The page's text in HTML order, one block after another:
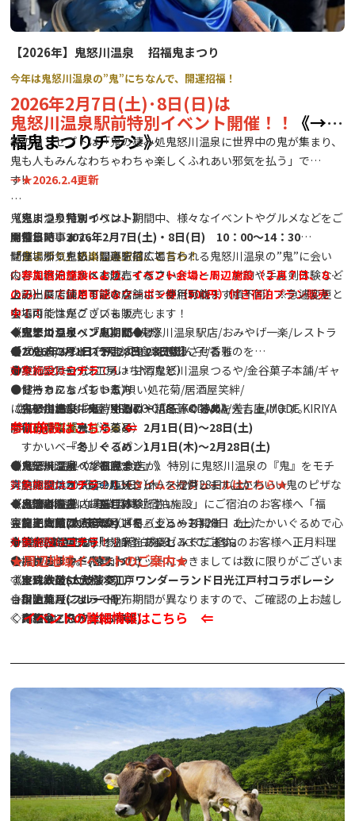
【2026年】鬼怒川温泉 招福鬼まつり
今年は鬼怒川温泉の”鬼”にちなんで、開運招福！
2026年2月7日(土)･8日(日)は
鬼怒川温泉駅前特別イベント開催！！
《→招
福鬼まつりチラシ》
祭のコンセプトは「鬼の棲み処鬼怒川温泉に世界中の鬼が集まり、
鬼も人もみんなわちゃわちゃ楽しくふれあい邪気を払う」で
す‼
★特集記事★
「鬼まつり」の楽しみ方は、こちら！
→★2026.2.4更新
鬼怒川温泉鬼まつりは、期間中、様々なイベントやグルメなどをご
用意しています。
ぜひ、邪気を払い開運を招くと言われる鬼怒川温泉の”鬼”に会い
に、鬼怒川温泉へお越しください。
◆鬼まつりイベント期間◆
【2026年2月1日- 2月28日 28日間】
《鬼まつり特別イベント》
開催日時：2026年2月7日(土)・8日(日) 10：00～14：30
開催場所：鬼怒川温泉駅前広場
内容：地元グルメを販売するフードコート、射的や手裏剣体験など
ステージではさまざまなショーが行われます！
会場内では鬼グッズも販売します！
●フードコート（予定）
実行委員会（おでん・甘酒など）
健ちゃんち（もつ煮）
鬼に金棒（牛串、牛カレー）
夢の森福祉会（洋菓子）
すかいベーカリー（パン）
たこ焼き屋（たこ焼き）
鮎の塩焼き（鮎の塩焼き）
大門いちご（いちご）
日光柘榴ファーム（さくろジュース）
●キッチンカー
K-Flavors（ワッフル）
和晴れ（ジェラート）
m's kitchen（タコス）
射的
手裏剣道場
〈東武鉄道〉スマートボールゲーム（7日のみ）
〈東武鉄道〉こども制服体験（8日のみ）
◇参加宿泊施設により、イベント会場と周辺施設（２月７日、８日
のみ）にて使用可能なクーポン券（500円）付き宿泊プラン販売
中！！
上記出展店舗と下記の店舗にて使用可能！（順不同）※急遽変更と
なる可能性がございます。
駅ナカショップACCESS鬼怒川温泉駅店/おみやげ一楽/レストラ
ンたしろ/タシロアート/お食事処杉ん子/香雅
バウムクーヘン工房はちや/鬼怒川温泉つるや/金谷菓子本舗/ギャ
ラリーカフェパントエ/唄い処花菊/居酒屋笑絆/
おみやげ処すみ屋/BENTO CAFE KODAMA/大吉庵/MODE KIRIYA
〈ご利用店舗一覧→★〉
●ステージイベント
ステージスケジュール→タイムスケジュールはこちら★
～出演者～
◇龍王太鼓(太鼓演奏)
◇勢や(よさこい)
◇おさるランド(猿まわし)
◇宝珠太鼓(太鼓演奏)
◇川上葉月(フルート)
◇鬼祭會・八汐会(お神輿)
《鬼怒川温泉 『鬼』だらけ》
◆『鬼』のグッズや、『鬼』を連想させるものを
●身につけた方
●お持ちになっている方
に各参加施設にて特別割引や粗品等の特典を差し上げます。
対象施設はコチラ！！
《鬼怒川温泉『鬼』ぐるめ・『冬』ぐるめ》
開催日時：『鬼』ぐるめ 2月1日(日)～28日(土)
『冬』ぐるめ 1月1日(木)～2月28日(土)
◆ 鬼怒川温泉の参加飲食店が、特別に鬼怒川温泉の『鬼』をモチ
ーフにしたオリジナルメニューを提供します。かわいい鬼のピザな
ど、この機会にお楽しみください。
また、今回は一足早く『冬』ぐるめも開催！あったかいぐるめで心
も体を温めて鬼怒川温泉をお楽しみください。
参加施設はこちら ⇐
《鬼怒川温泉 『福豆まき』》
実施期間：2026年2月1日（木）～2月28日（土）
◆ 鬼怒川温泉内 事業協賛「宿泊施設」にご宿泊のお客様へ「福
豆・ミニ鬼面」のセットを
（各お部屋に１セット）プレゼントします。
※「福豆・ミニ鬼面」のセットにつきましては数に限りがございま
す。
※宿泊施設によって配布期間が異なりますので、ご確認の上お越し
ください。
対象施設はコチラ！！
《鬼怒川温泉 『正月体験』》
実施期間：2026年2月14日（土）～2月28日（土）
◆ 鬼怒川温泉内 「参加宿泊施設」にてご宿泊のお客様へ正月料理
を提供します。
対象施設はコチラ！！
★周辺地域イベントのご案内★
《東武鉄道SL大樹×江戸ワンダーランド日光江戸村コラボレーシ
ョン》
詳細はこちら★
実施期間：2026年1月30日（金）～3月1日（日）
実施内容：沢口河川敷会場でのミニかまくら点灯
金・土・日曜日のみ実施
点灯時間：17：30～21：00
イベントの詳細情報はこちら ⇐